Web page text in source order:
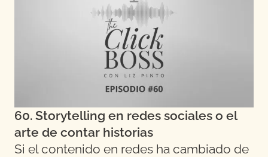
60. Storytelling en redes sociales o el
arte de contar historias
Si el contenido en redes ha cambiado de